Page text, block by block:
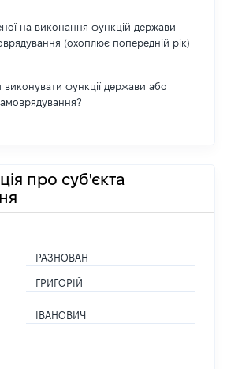
на виконання функцій держави
(охоплює попередній рік)
функції держави або
про суб'єкта
РАЗНОВАН
ГРИГОРІЙ
ІВАНОВИЧ